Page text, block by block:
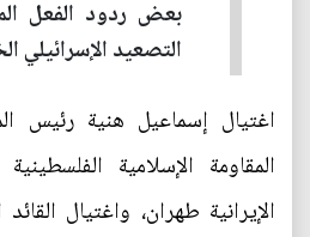
بعض ردود الفعل
التصعيد الإسرائيلي
اغتيال إسماعيل هنية رئيس
المقاومة الإسلامية
الإيرانية طهران، واغتيال